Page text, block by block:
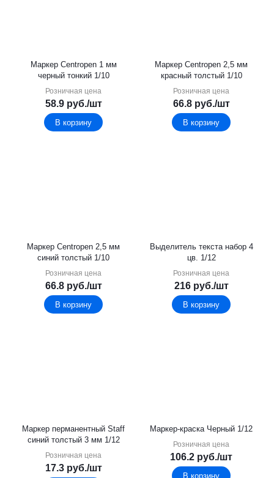
Маркер Centropen 1 мм
черный тонкий 1/10
Розничная цена
58.9руб./шт
В корзину
Маркер Centropen 2,5 мм
красный толстый 1/10
Розничная цена
66.8руб./шт
В корзину
Маркер Centropen 2,5 мм
синий толстый 1/10
Розничная цена
66.8руб./шт
В корзину
Выделитель текста набор 4
цв. 1/12
Розничная цена
216руб./шт
В корзину
Маркер перманентный Staff
синий толстый 3 мм 1/12
Розничная цена
17.3руб./шт
Маркер-краска Черный 1/12
Розничная цена
106.2 руб./шт
В корзину